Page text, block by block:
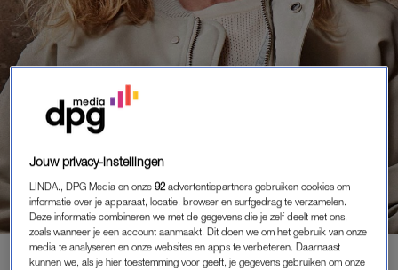
COLUMN|DE ALLEENSTAANDE MOEDER
Jouw privacy-instellingen
LINDA., DPG Media en onze92 advertentiepartners gebruiken cookies om
informatie over je apparaat, locatie, browser en surfgedrag te verzamelen.
Deze informatie combineren we met de gegevens die je zelf deelt met ons,
zoals wanneer je een account aanmaakt. Dit doen we om het gebruik van onze
media te analyseren en onze websites en apps te verbeteren. Daarnaast
kunnen we, als je hier toestemming voor geeft, je gegevens gebruiken om onze